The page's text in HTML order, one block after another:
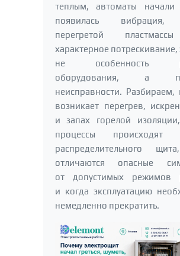
теплым, автоматы начали
появилась вибрация,
перегретой
характерное потрескивание,
не особенность
оборудования, а
неисправности. Разбираем,
возникает перегрев,
и запах горелой
процессы происходят
распределительного
отличаются опасные
от допустимых режимов
и когда эксплуатацию
немедленно прекратить.